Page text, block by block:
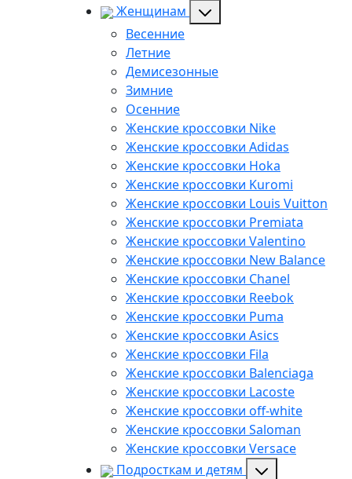
Женщинам
Весенние
Летние
Демисезонные
Зимние
Осенние
Женские кроссовки Nike
Женские кроссовки Adidas
Женские кроссовки Hoka
Женские кроссовки Kuromi
Женские кроссовки Louis Vuitton
Женские кроссовки Premiata
Женские кроссовки Valentino
Женские кроссовки New Balance
Женские кроссовки Chanel
Женские кроссовки Reebok
Женские кроссовки Puma
Женские кроссовки Asics
Женские кроссовки Fila
Женские кроссовки Balenciaga
Женские кроссовки Lacoste
Женские кроссовки off-white
Женские кроссовки Saloman
Женские кроссовки Versace
Подросткам и детям